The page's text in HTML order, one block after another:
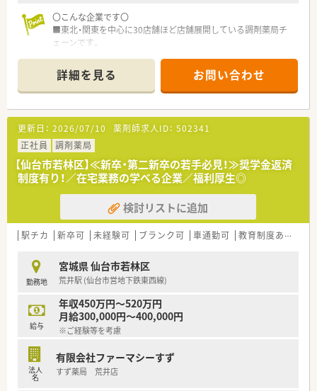
〇こんな企業です〇
■東北・関東を中心に30店舗ほど店舗展開している調剤薬局チ
ェーンです。
宅・施設どちらも幅広く展開してる企業です。
■新卒・中途採用、双方行っており、特に若手が活躍している薬局
の多い会社です。e-ラーニング会社負担はもちろん、研修体制も
充実している会社です。
■今後の薬剤師業界の先を見据え、国の求める薬局ビジョンに沿
う店舗運営・社内教育を行っています。
※対人業務へ特化し、調剤の機械化・システムの導入に積極的
で、ドクター・患者様・その他コメディカルと連携し地域医療を支
える薬局作りを行っています
■患者様のために！地域医療への貢献を目指しています
■風通しが良い社風で積極的に学べる、挑戦出来る環境の社風で
す。大手ほど厳しいハードルを設けず、手を挙げてくれる社員に
はまず任せてみることを大事にしている薬局です。
■夏季・年末年始休暇の他、結婚休暇などの休暇制度が充実して
〇こんな薬局です〇
■近隣の内科クリニックからの外来対応や、在宅への対応も今後
積極的に行っていく店舗です。
■仙台市内の多くの店舗で施設の処方を多く受けており、応援や
人事交流を通して薬剤師としての幅を広げつつ活躍出来る環境
があります。
≪業務内容≫
■今後新店の可能性もあるエリアで業務拡大に伴う増員の募集
詳細を見る お問い合わせ
更新日： 2026/07/10 薬剤師求人ID： 502341
正社員
調剤薬局
【仙台市若林区】≪新卒・第二新卒の若手必見！≫奨学金返済
制度有り！／在宅業務の学べる企業／福利厚生◎
検討リストに追加
駅チカ 新卒可 未経験可 ブランク可 車通勤可 教育制度あり
勤務地
宮城県 仙台市若林区
荒井駅 (仙台市営地下鉄東西線)
給与
年収450万円～520万円
月給300,000円～400,000円
※ご経験等を考慮
法人
名
有限会社ファーマシーすず
すず薬局 荒井店